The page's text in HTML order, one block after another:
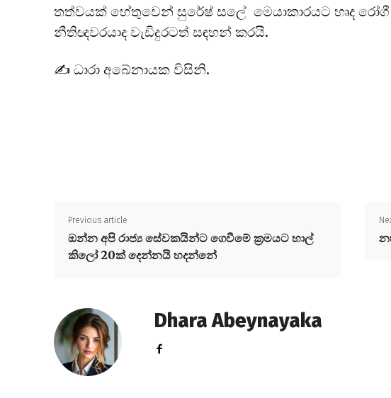
තත්වයක් හේතුවෙන් සුරේෂ් සලේ මෙයාකාරයට හෘද
නීතිඥවරයාද වැඩිදුරටත් සඳහන් කරයි.
✍️ ධාරා අබේනායක විසිනි.
Previous article
ඔන්න අපි රාජ්‍ය සේවකයින්ට ගෙවීමේ ක්‍රමයට හාල්
කිලෝ 20ක් දෙන්නයි හදන්නේ
Dhara Abeynayaka